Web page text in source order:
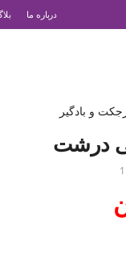
درباره ما
و بادگیر
درشت